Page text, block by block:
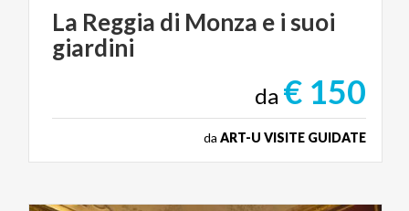
La Reggia di Monza e i suoi
giardini
da € 150
da ART-U VISITE GUIDATE